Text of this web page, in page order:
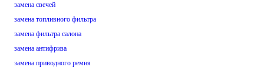
замена свечей
замена топливного фильтра
замена фильтра салона
замена антифриза
замена приводного ремня